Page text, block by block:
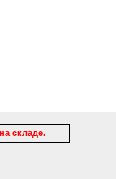
складе.